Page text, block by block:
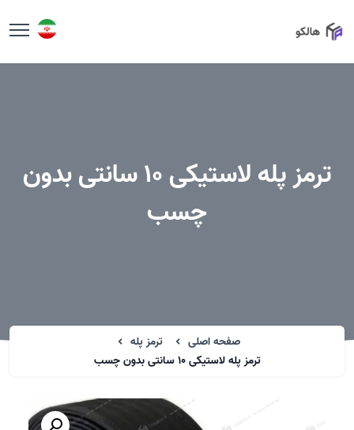
ترمز پله لاستیکی 10 سانتی بدون
چسب
صفحه اصلی
ترمز پله
ترمز پله لاستیکی 10 سانتی بدون چسب